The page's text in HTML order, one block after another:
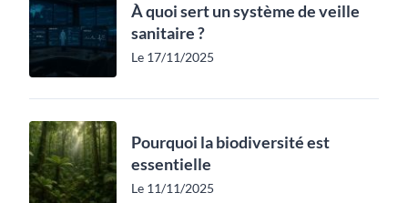
À quoi sert un système de veille
sanitaire ?
Le 17/11/2025
Pourquoi la biodiversité est
essentielle
Le 11/11/2025